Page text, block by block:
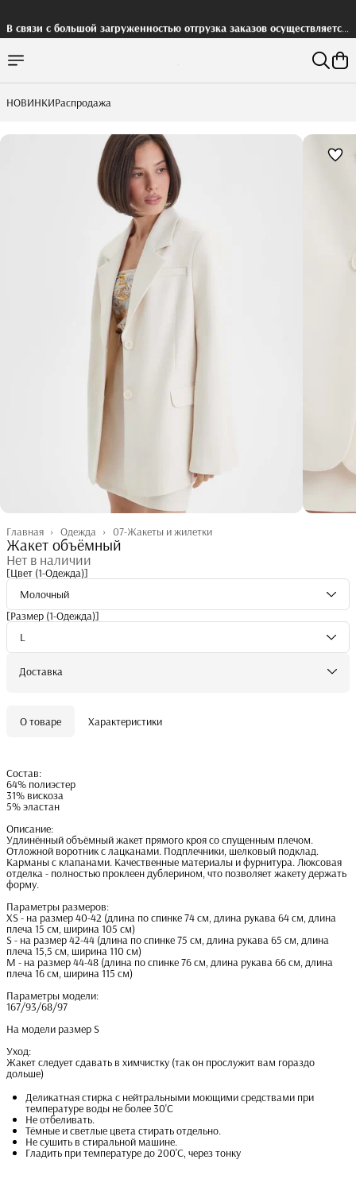
с задержкой
НОВИНКИРаспродажа
07-Жакеты и жилетки
Одежда ›
Главная ›
Жакет объёмный
Нет в наличии
[Цвет (1-Одежда)]
Молочный
[Размер (1-Одежда)]
L
Доставка
О товаре Характеристики
Состав:
64% полиэстер
31% вискоза
5% эластан
Описание:
Удлинённый объёмный жакет прямого кроя со спущенным плечом.
Отложной воротник с лацканами. Подплечники, шелковый подклад.
Карманы с клапанами. Качественные материалы и фурнитура. Люксовая
отделка - полностью проклеен дублерином, что позволяет жакету держать
форму.
Параметры размеров:
XS - на размер 40-42 (длина по спинке 74 см, длина рукава 64 см, длина
плеча 15 см, ширина 105 см)
S - на размер 42-44 (длина по спинке 75 см, длина рукава 65 см, длина
плеча 15,5 см, ширина 110 см)
M - на размер 44-48 (длина по спинке 76 см, длина рукава 66 см, длина
плеча 16 см, ширина 115 см)
Параметры модели:
167/93/68/97
На модели размер S
Уход:
Жакет следует сдавать в химчистку (так он прослужит вам гораздо
дольше)
Деликатная стирка с нейтральными моющими средствами при
температуре воды не более 30'С
Не отбеливать.
Тёмные и светлые цвета стирать отдельно.
Не сушить в стиральной машине.
Гладить при температуре до 200'С, через тонку